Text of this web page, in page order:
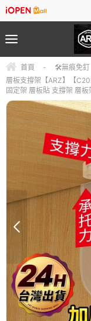
首頁 - 🛠️無痕免釘
層板支撐架【ARZ】【
固定架 層板貼 支撐架 層板